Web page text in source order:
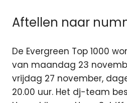
Aftellen naar
De Evergreen Top 1000
van maandag 23
vrijdag 27 november,
20.00 uur. Het dj-team